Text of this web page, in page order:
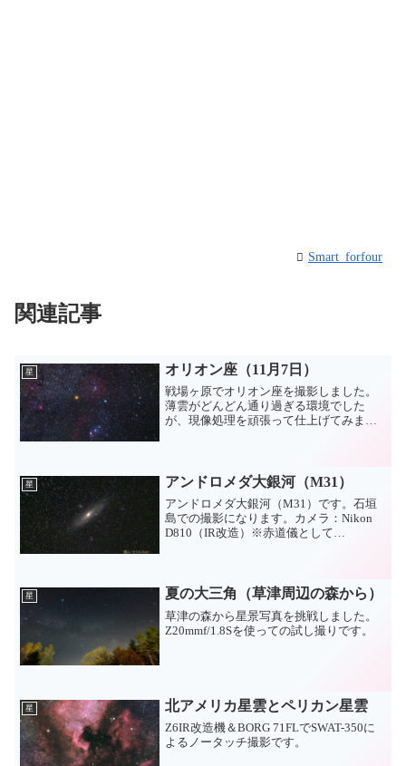
Smart_forfour
関連記事
星 オリオン座（11月7日）
戦場ヶ原でオリオン座を撮影しました。
薄雲がどんどん通り過ぎる環境でした
が、現像処理を頑張って仕上げてみまし
星 アンドロメダ大銀河（M31）
アンドロメダ大銀河（M31）です。石垣
島での撮影になります。カメラ：Nikon
D810（IR改造）※赤道儀として
星 夏の大三角（草津周辺の森から）
草津の森から星景写真を挑戦しました。
Z20mmf/1.8Sを使っての試し撮りです。
星 北アメリカ星雲とペリカン星雲
Z6IR改造機＆BORG 71FLでSWAT-350に
よるノータッチ撮影です。